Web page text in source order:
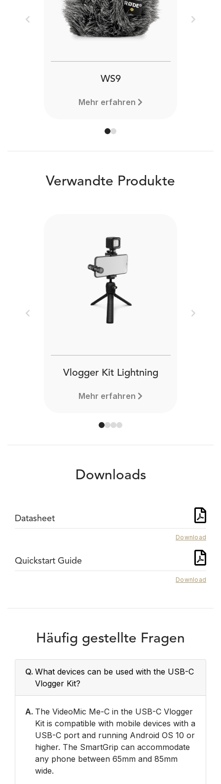
WS9
Mehr erfahren
Previous Next
Verwandte Produkte
Vlogger Kit Lightning
Mehr erfahren
Previous Next
Downloads
Datasheet
Download
Quickstart Guide
Download
Häufig gestellte Fragen
Q. What devices can be used with the USB-C
Vlogger Kit?
A. The VideoMic Me-C in the USB-C Vlogger
Kit is compatible with mobile devices with a
USB-C port and running Android OS 10 or
higher. The SmartGrip can accommodate
any phone between 65mm and 85mm
wide.